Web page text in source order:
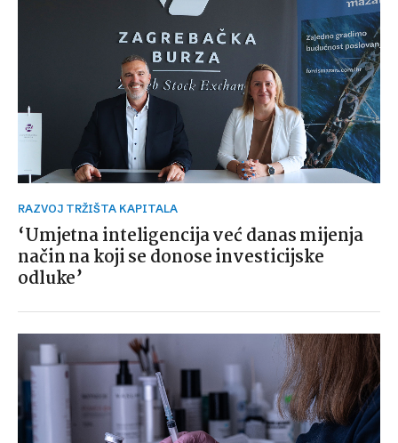
RAZVOJ TRŽIŠTA KAPITALA
‘Umjetna inteligencija već danas mijenja
način na koji se donose investicijske
odluke’